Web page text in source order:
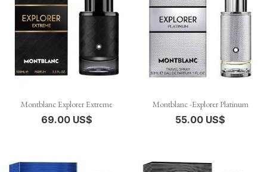
Montblanc Explorer Extreme
69.00 US$
Montblanc -Explorer Platinum
55.00 US$